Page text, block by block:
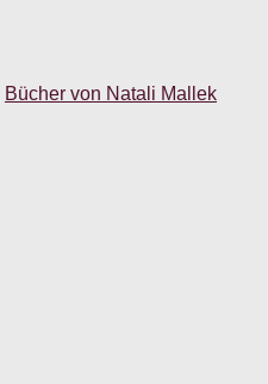
Bücher von Natali Mallek